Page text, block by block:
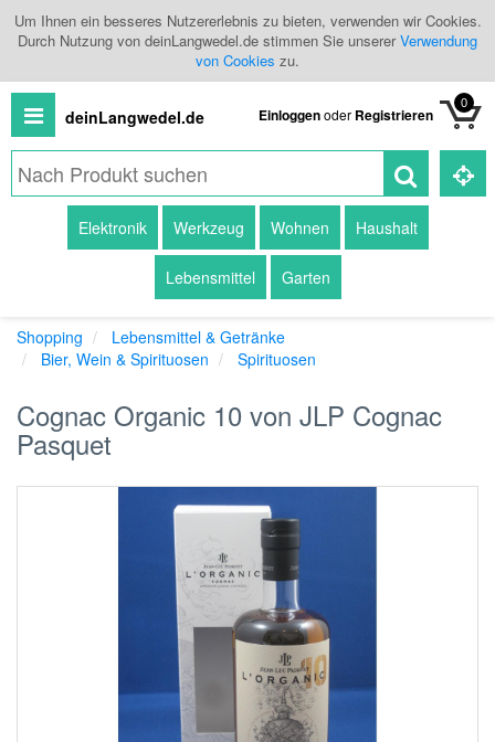
Um Ihnen ein besseres Nutzererlebnis zu bieten, verwenden wir Cookies.
Durch Nutzung von deinLangwedel.de stimmen Sie unsererVerwendung
von Cookies zu.
deinLangwedel.de Einloggenoder Registrieren
0
Produkte
Händlerübersicht
Elektronik Werkzeug Wohnen Haushalt
Lebensmittel Garten
Shopping
Lebensmittel & Getränke
Bier, Wein & Spirituosen
Spirituosen
Cognac Organic 10 von JLP Cognac
Pasquet